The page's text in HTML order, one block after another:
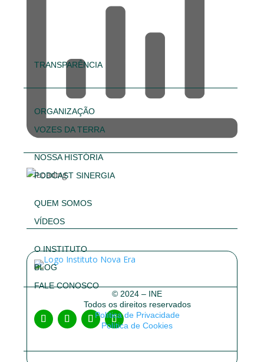
O INSTITUTO
QUEM SOMOS
NOSSA HISTÓRIA
ORGANIZAÇÃO
TRANSPARÊNCIA
BLOG
VÍDEOS
PODCAST SINERGIA
VOZES DA TERRA
FALE CONOSCO
© 2024 – INE
Todos os direitos reservados
Política de Privacidade
Política de Cookies